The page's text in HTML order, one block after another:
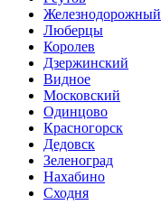
Железнодорожный
Люберцы
Королев
Дзержинский
Видное
Московский
Одинцово
Красногорск
Дедовск
Зеленоград
Нахабино
Сходня